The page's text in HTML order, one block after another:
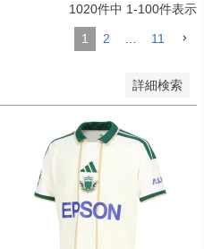
1020件中 1-100件表示
1 2 11
詳細検索